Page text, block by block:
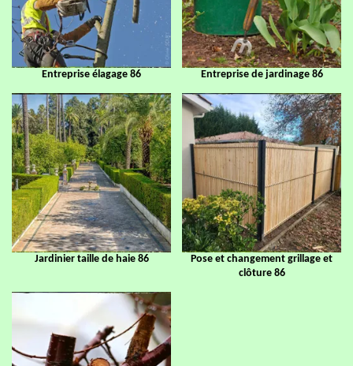
Entreprise élagage 86 Entreprise de jardinage 86
Jardinier taille de haie 86
Pose et changement grillage et
clôture 86